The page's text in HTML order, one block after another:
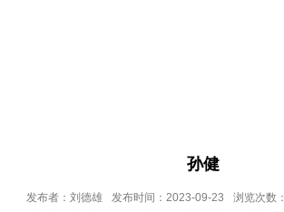
孙健
发布者：刘德雄 发布时间：2023-09-23 浏览次数：